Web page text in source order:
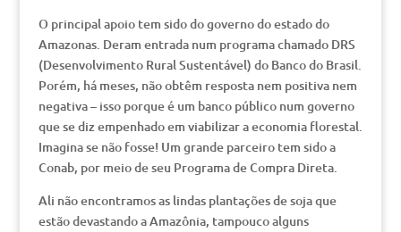
O principal apoio tem sido do governo do estado do
Amazonas. Deram entrada num programa chamado DRS
(Desenvolvimento Rural Sustentável) do Banco do Brasil.
Porém, há meses, não obtêm resposta nem positiva nem
negativa – isso porque é um banco público num governo
que se diz empenhado em viabilizar a economia florestal.
Imagina se não fosse! Um grande parceiro tem sido a
Conab, por meio de seu Programa de Compra Direta.
Ali não encontramos as lindas plantações de soja que
estão devastando a Amazônia, tampouco alguns